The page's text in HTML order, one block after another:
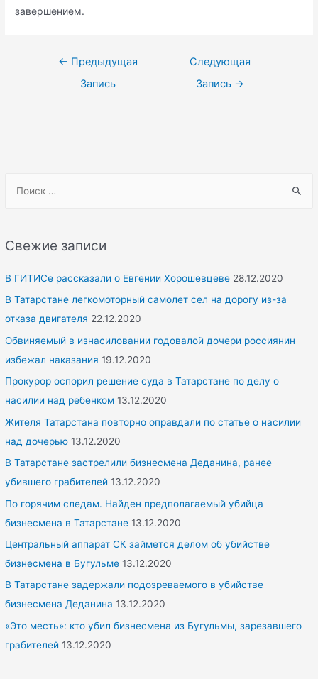
r
h
f
o
r
Свежие записи
В ГИТИСе рассказали о Евгении Хорошевцеве 28.12.2020
В Татарстане легкомоторный самолет сел на дорогу из-за
отказа двигателя 22.12.2020
Обвиняемый в изнасиловании годовалой дочери россиянин
избежал наказания 19.12.2020
Прокурор оспорил решение суда в Татарстане по делу о
насилии над ребенком 13.12.2020
Жителя Татарстана повторно оправдали по статье о насилии
над дочерью 13.12.2020
В Татарстане застрелили бизнесмена Деданина, ранее
убившего грабителей 13.12.2020
По горячим следам. Найден предполагаемый убийца
бизнесмена в Татарстане 13.12.2020
Центральный аппарат СК займется делом об убийстве
бизнесмена в Бугульме 13.12.2020
В Татарстане задержали подозреваемого в убийстве
бизнесмена Деданина 13.12.2020
«Это месть»: кто убил бизнесмена из Бугульмы, зарезавшего
грабителей 13.12.2020
завершением.
Навигация
← Предыдущая
Запись
Следующая
Запись →